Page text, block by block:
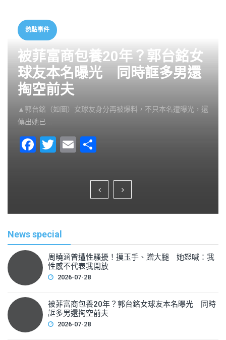
熱點事件
被菲富商包養20年？郭台銘女
球友本名曝光 同時誆多男還
掏空前夫
▲郭台銘（如圖）女球友身分再被爆料，不只本名遭曝光，還
傳出她已 …
F
b
o
k
T
E
ar
e
News special
周曉涵曾遭性騷擾！摸玉手、蹭大腿 她怒喊：我
性感不代表我開放
2026-07-28
被菲富商包養20年？郭台銘女球友本名曝光 同時
誆多男還掏空前夫
2026-07-28